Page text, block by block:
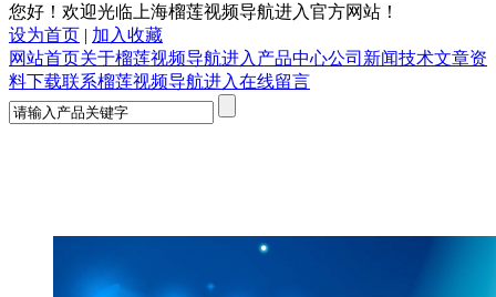
您好！欢迎光临上海榴莲视频导航进入官方网站！
设为首页 | 加入收藏
网站首页关于榴莲视频导航进入 产品中心公司新闻技术文章资
料下载联系榴莲视频导航进入在线留言